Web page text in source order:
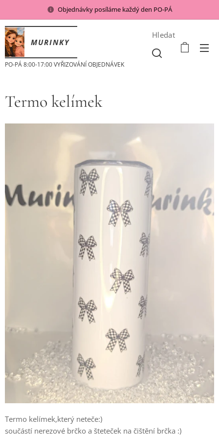
Objednávky posíláme každý den PO-PÁ
MURINKY
PO-PÁ 8:00-17:00 VYŘIZOVÁNÍ OBJEDNÁVEK
Hledat
Termo kelímek
Termo kelímek,který neteče:)
součástí nerezové brčko a šteteček na čištění brčka :)